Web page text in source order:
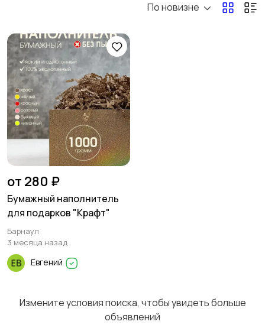
Музыкальные
инструменты
Другое 1
По новизне
от 280 ₽
Бумажный наполнитель
для подарков "Крафт"
Барнаул
3 месяца назад
Евгений
Измените условия поиска, чтобы увидеть больше
объявлений